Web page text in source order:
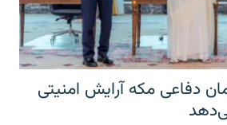
دفاعی مکه آرایش امنیتی